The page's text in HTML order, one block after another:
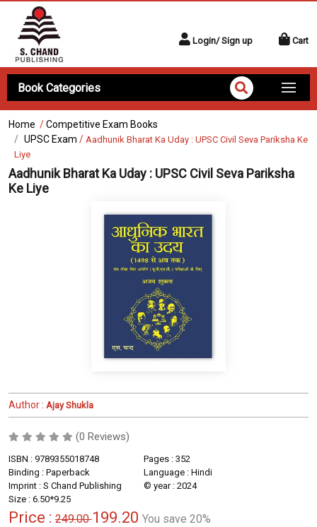
Login/ Sign up Cart
Book Categories
Home /Competitive Exam Books
UPSC Exam / Aadhunik Bharat Ka Uday : UPSC Civil Seva Pariksha Ke
Liye
Aadhunik Bharat Ka Uday : UPSC Civil Seva Pariksha
Ke Liye
Author : Ajay Shukla
(0 Reviews)
ISBN : 9789355018748
Pages : 352
Binding : Paperback
Language : Hindi
Imprint : S Chand Publishing
© year : 2024
Size : 6.50*9.25
Price : 249.00199.20 You save 20%